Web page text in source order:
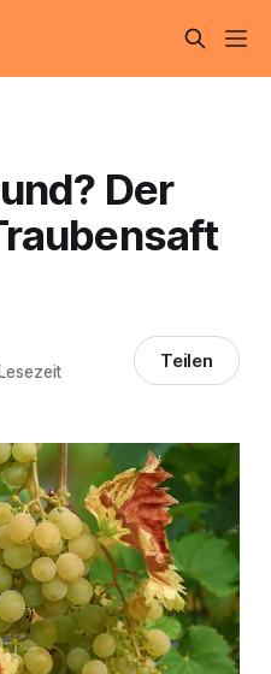
Der
Teilen